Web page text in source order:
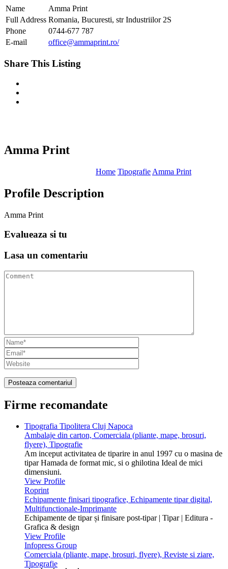
Name
Amma Print
Full Address Romania, Bucuresti, str Industriilor 2S
Phone
0744-677 787
E-mail
office@ammaprint.ro/
Share This Listing
Amma Print
Home Tipografie Amma Print
Profile Description
Amma Print
Evalueaza si tu
Lasa un comentariu
Firme recomandate
Tipografia Tipolitera Cluj Napoca
Ambalaje din carton, Comerciala (pliante, mape, brosuri,
flyere), Tipografie
Am inceput activitatea de tiparire in anul 1997 cu o masina de
tipar Hamada de format mic, si o ghilotina Ideal de mici
dimensiuni.
View Profile
Roprint
Echipamente finisari tipografice, Echipamente tipar digital,
Multifunctionale-Imprimante
Echipamente de tipar și finisare post-tipar | Tipar | Editura -
Grafica & design
View Profile
Infopress Group
Comerciala (pliante, mape, brosuri, flyere), Reviste si ziare,
Tipografie